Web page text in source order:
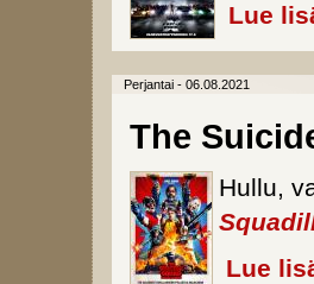
Lue
Perjantai - 06.08.2021
The
Hullu,
Lue